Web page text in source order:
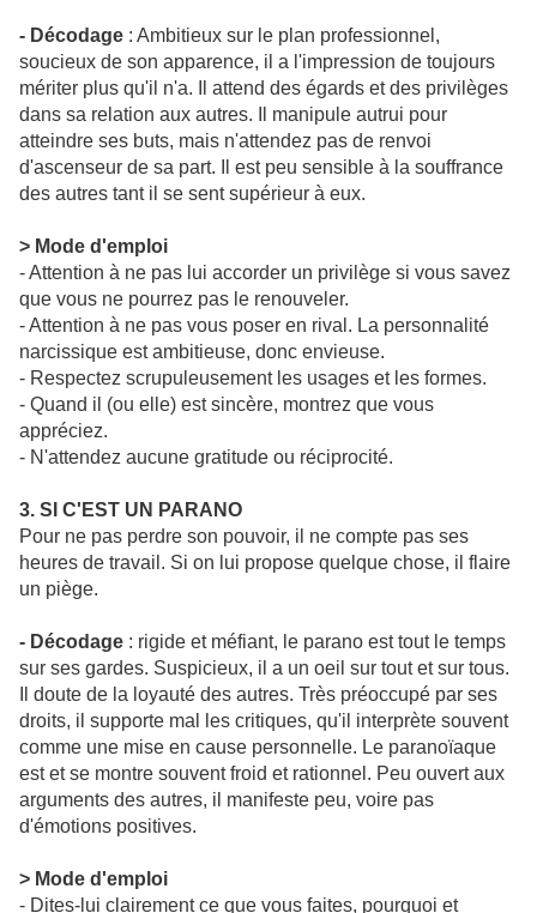
- Décodage : Ambitieux sur le plan professionnel,
soucieux de son apparence, il a l'impression de toujours
mériter plus qu'il n'a. Il attend des égards et des privilèges
dans sa relation aux autres. Il manipule autrui pour
atteindre ses buts, mais n'attendez pas de renvoi
d'ascenseur de sa part. Il est peu sensible à la souffrance
des autres tant il se sent supérieur à eux.
> Mode d'emploi
- Attention à ne pas lui accorder un privilège si vous savez
que vous ne pourrez pas le renouveler.
- Attention à ne pas vous poser en rival. La personnalité
narcissique est ambitieuse, donc envieuse.
- Respectez scrupuleusement les usages et les formes.
- Quand il (ou elle) est sincère, montrez que vous
appréciez.
- N'attendez aucune gratitude ou réciprocité.
3. SI C'EST UN PARANO
Pour ne pas perdre son pouvoir, il ne compte pas ses
heures de travail. Si on lui propose quelque chose, il flaire
un piège.
- Décodage : rigide et méfiant, le parano est tout le temps
sur ses gardes. Suspicieux, il a un oeil sur tout et sur tous.
Il doute de la loyauté des autres. Très préoccupé par ses
droits, il supporte mal les critiques, qu'il interprète souvent
comme une mise en cause personnelle. Le paranoïaque
est et se montre souvent froid et rationnel. Peu ouvert aux
arguments des autres, il manifeste peu, voire pas
d'émotions positives.
> Mode d'emploi
- Dites-lui clairement ce que vous faites, pourquoi et